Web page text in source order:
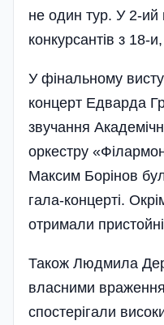
не один тур. У 2-
конкурсантів з 18-
У фінальному
концерт Едварда
звучання­
оркестру
Максим Борінов
гала-концерті.
отримали
Також Людмила
власними
спостерігали